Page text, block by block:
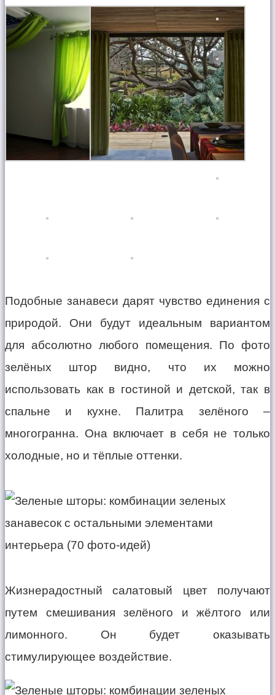
Подобные занавеси дарят чувство единения с
природой. Они будут идеальным вариантом
для абсолютно любого помещения. По фото
зелёных штор видно, что их можно
использовать как в гостиной и детской, так в
спальне и кухне. Палитра зелёного –
многогранна. Она включает в себя не только
холодные, но и тёплые оттенки.
Жизнерадостный салатовый цвет получают
путем смешивания зелёного и жёлтого или
лимонного. Он будет оказывать
стимулирующее воздействие.